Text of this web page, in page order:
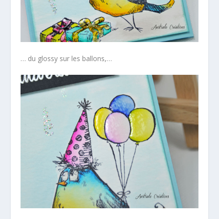
… du glossy sur les ballons,…